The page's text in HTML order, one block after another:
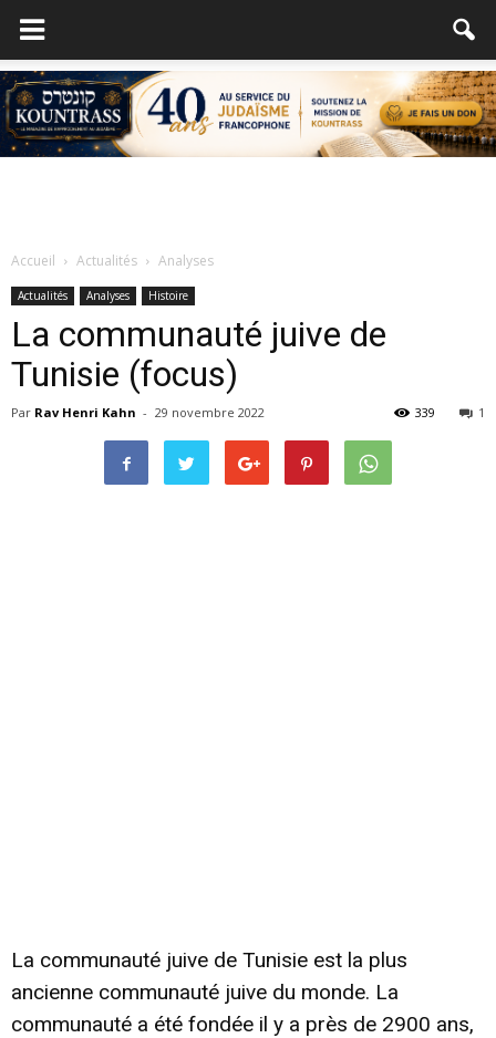
Accueil Actualités Analyses
Actualités Analyses Histoire
La communauté juive de
Tunisie (focus)
Par Rav Henri Kahn - 29 novembre 2022 1
339
La communauté juive de Tunisie est la plus
ancienne communauté juive du monde. La
communauté a été fondée il y a près de 2900 ans,